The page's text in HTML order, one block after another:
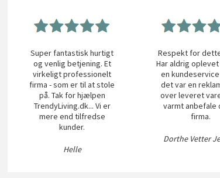
Super fantastisk hurtigt
og venlig betjening. Et
virkeligt professionelt
firma - som er til at stole
på. Tak for hjælpen
TrendyLiving.dk... Vi er
mere end tilfredse
kunder.
Helle
Respekt for
Har aldrig
en
det var en
over leveret
varmt anbefale
firma.
Dorthe Vetter